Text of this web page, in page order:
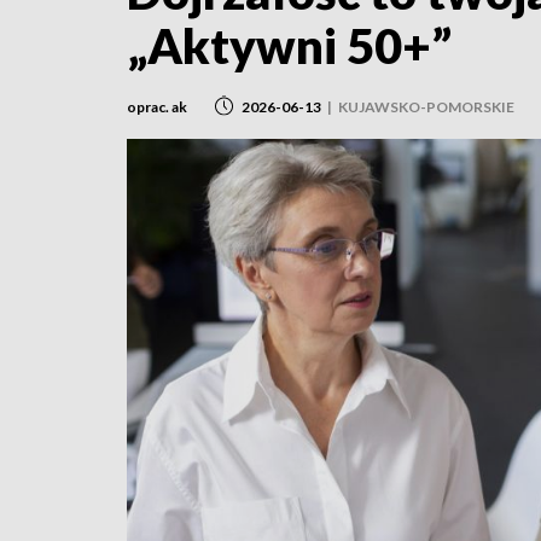
„Aktywni 50+”
oprac. ak 2026-06-13 | KUJAWSKO-POMORSKIE